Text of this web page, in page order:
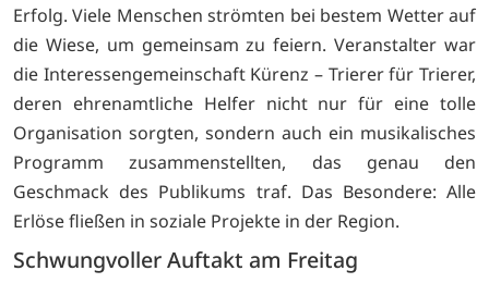
Erfolg. Viele Menschen strömten bei bestem Wetter auf
die Wiese, um gemeinsam zu feiern. Veranstalter war
die Interessengemeinschaft Kürenz – Trierer für Trierer,
deren ehrenamtliche Helfer nicht nur für eine tolle
Organisation sorgten, sondern auch ein musikalisches
Programm zusammenstellten, das genau den
Geschmack des Publikums traf. Das Besondere: Alle
Erlöse fließen in soziale Projekte in der Region.
Schwungvoller Auftakt am Freitag